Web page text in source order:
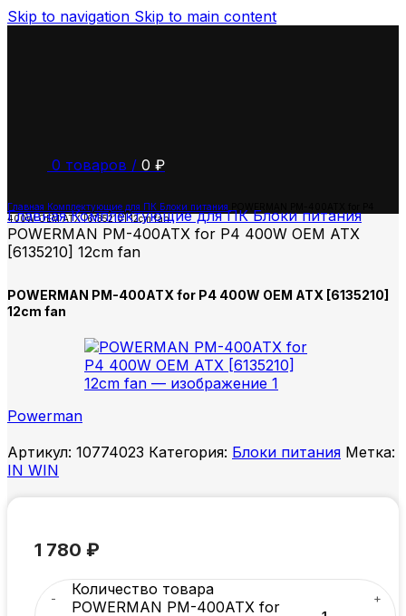
Skip to navigation Skip to main content
0 товаров / 0 ₽
Главная Комплектующие для ПК Блоки питания
400W OEM ATX [6135210] 12cm fan
ГлавнаяКомплектующие для ПКБлоки питания
POWERMAN PM-400ATX for P4 400W OEM ATX
[6135210] 12cm fan
POWERMAN PM-400ATX for P4 400W OEM ATX [6135210]
12cm fan
Powerman
Артикул: 10774023 Категория: Блоки питания Метка:
IN WIN
1 780 ₽
Количество товара
POWERMAN PM-400ATX for